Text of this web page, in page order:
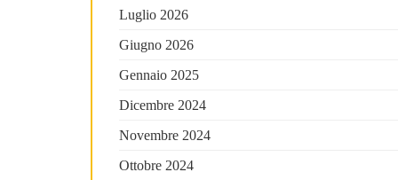
Luglio 2026
Giugno 2026
Gennaio 2025
Dicembre 2024
Novembre 2024
Ottobre 2024